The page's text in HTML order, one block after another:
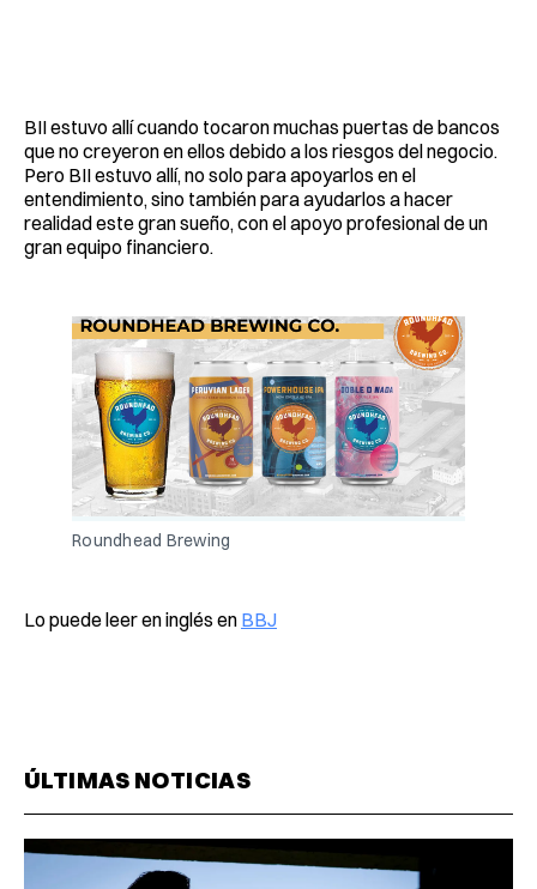
BII estuvo allí cuando tocaron muchas puertas de bancos
que no creyeron en ellos debido a los riesgos del negocio.
Pero BII estuvo allí, no solo para apoyarlos en el
entendimiento, sino también para ayudarlos a hacer
realidad este gran sueño, con el apoyo profesional de un
gran equipo financiero.
Roundhead Brewing
Lo puede leer en inglés en BBJ
ÚLTIMAS NOTICIAS